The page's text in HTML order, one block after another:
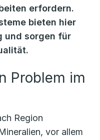
erfordern.
bieten hier
und sorgen für
Problem im
Region
vor allem